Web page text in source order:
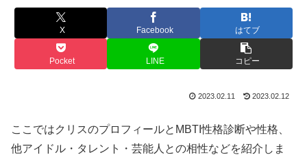
X Facebook はてブ
Pocket LINE コピー
2023.02.11 2023.02.12
ここではクリスのプロフィールとMBTI性格診断や性格、
他アイドル・タレント・芸能人との相性などを紹介しま